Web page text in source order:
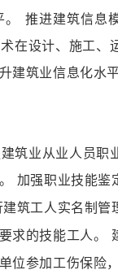
推进建筑信息
在设计、施工、
建筑业信息化水
筑业从业人员职
加强职业技能鉴
建筑工人实名制管
求的技能工人。
位参加工伤保险